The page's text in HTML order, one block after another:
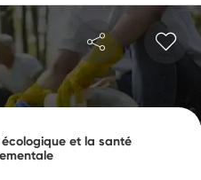
et la santé